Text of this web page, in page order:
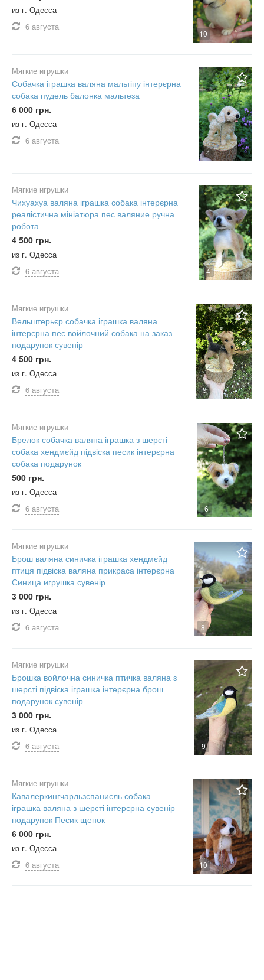
10
из г. Одесса
6 августа
4
Мягкие игрушки
Собачка іграшка валяна мальтіпу інтерєрна
собака пудель балонка мальтеза
6 000 грн.
из г. Одесса
6 августа
4
Мягкие игрушки
Чихуахуа валяна іграшка собака інтерєрна
реалістична мініатюра пес валяние ручна
робота
4 500 грн.
из г. Одесса
6 августа
9
Мягкие игрушки
Вельштерьєр собачка іграшка валяна
інтерєрна пес войлочний собака на заказ
подарунок сувенір
4 500 грн.
из г. Одесса
6 августа
6
Мягкие игрушки
Брелок собачка валяна іграшка з шерсті
собака хендмєйд підвіска песик інтерєрна
собака подарунок
500 грн.
из г. Одесса
6 августа
8
Мягкие игрушки
Брош валяна синичка іграшка хендмєйд
птиця підвіска валяна прикраса інтерєрна
Синица игрушка сувенір
3 000 грн.
из г. Одесса
6 августа
9
Мягкие игрушки
Брошка войлочна синичка птичка валяна з
шерсті підвіска іграшка інтерєрна брош
подарунок сувенір
3 000 грн.
из г. Одесса
6 августа
10
Мягкие игрушки
Кавалеркингчарльзспаниєль собака
іграшка валяна з шерсті інтерєрна сувенір
подарунок Песик щенок
6 000 грн.
из г. Одесса
6 августа